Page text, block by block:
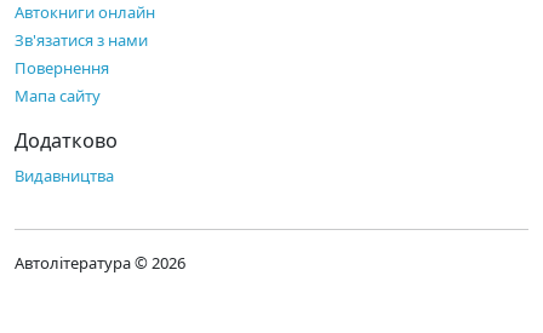
Автокниги онлайн
Зв'язатися з нами
Повернення
Мапа сайту
Додатково
Видавництва
Автолітература © 2026